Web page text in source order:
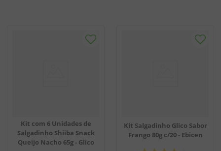
Kit com 6 Unidades de
Salgadinho Shiiba Snack
Queijo Nacho 65g - Glico
Kit Salgadinho Glico Sabor
Frango 80g c/20 - Ebicen